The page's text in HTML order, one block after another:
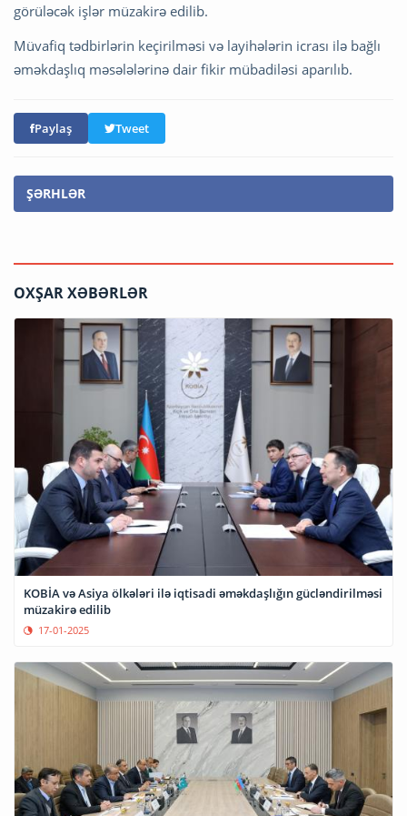
görüləcək işlər müzakirə edilib.
Müvafiq tədbirlərin keçirilməsi və layihələrin icrası ilə bağlı
əməkdaşlıq məsələlərinə dair fikir mübadiləsi aparılıb.
Paylaş Tweet
ŞƏRHLƏR
OXŞAR XƏBƏRLƏR
KOBİA və Asiya ölkələri ilə iqtisadi əməkdaşlığın gücləndirilməsi
müzakirə edilib
17-01-2025